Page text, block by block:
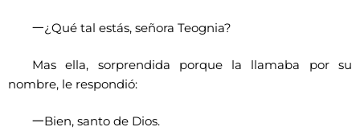
一¿Qué tal estás, señora Teognia?
Mas ella, sorprendida porque la llamaba por su
nombre, le respondió:
一Bien, santo de Dios.